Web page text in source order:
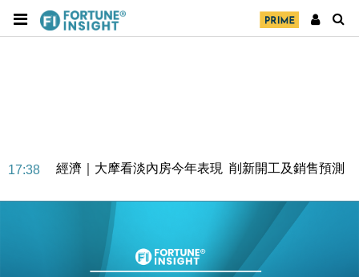
17:38 經濟｜大摩看淡內房今年表現 削新開工及銷售預測
科技｜iPhone 18 Pro成本或升4成 蘋果或犧牲毛利穩
定新機售價
本地｜香港迪拜下月10日合辦氣候金融會議